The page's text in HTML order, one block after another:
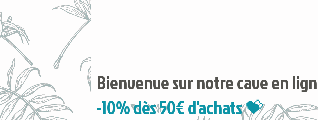
Bienvenue sur notre cave en
-10% dès 50€ d'achats 💝